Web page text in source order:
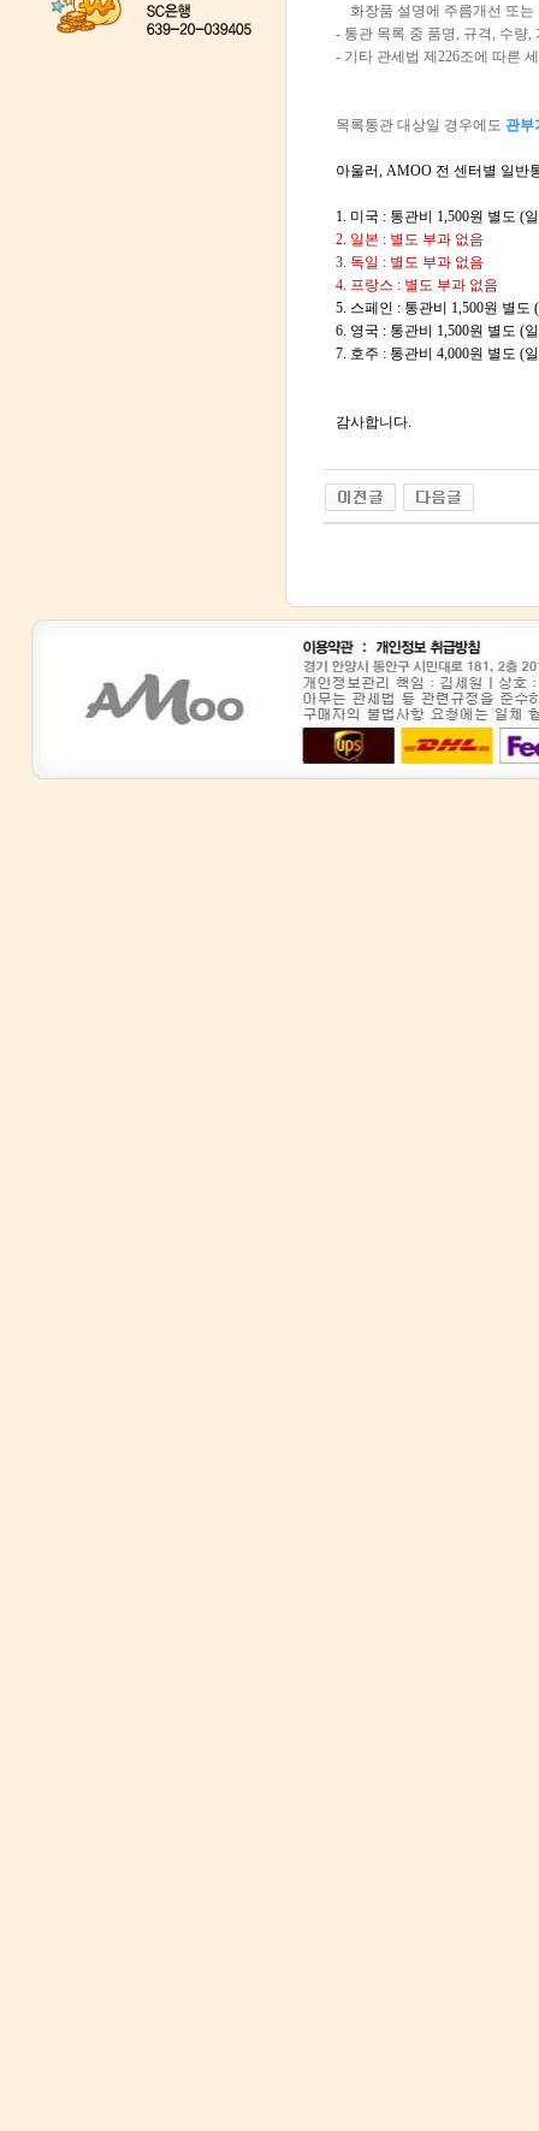
화장품 설명에 주름개선 또는
- 통관 목록 중 품명, 규격, 수량
- 기타 관세법 제226조에 따른
목록통관 대상일 경우에도 관부
아울러, AMOO 전 센터별 일반
1. 미국 : 통관비 1,500원 별도 (
2. 일본 : 별도 부과 없음
3. 독일 : 별도 부과 없음
4. 프랑스 : 별도 부과 없음
5. 스페인 : 통관비 1,500원 별
6. 영국 : 통관비 1,500원 별도 (
7. 호주 : 통관비 4,000원 별도 (
감사합니다.